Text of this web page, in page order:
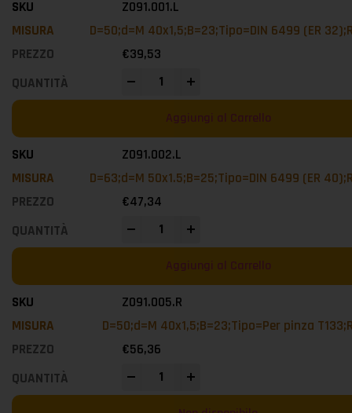
Z091.001.L
D=50;d=M 40x1,5;B=23;Tipo=DIN 6499 (ER
€39,53
Aggiungi al Carrello
Z091.002.L
D=63;d=M 50x1.5;B=25;Tipo=DIN 6499 (ER
€47,34
Aggiungi al Carrello
Z091.005.R
D=50;d=M 40x1,5;B=23;Tipo=Per pinza
€56,36